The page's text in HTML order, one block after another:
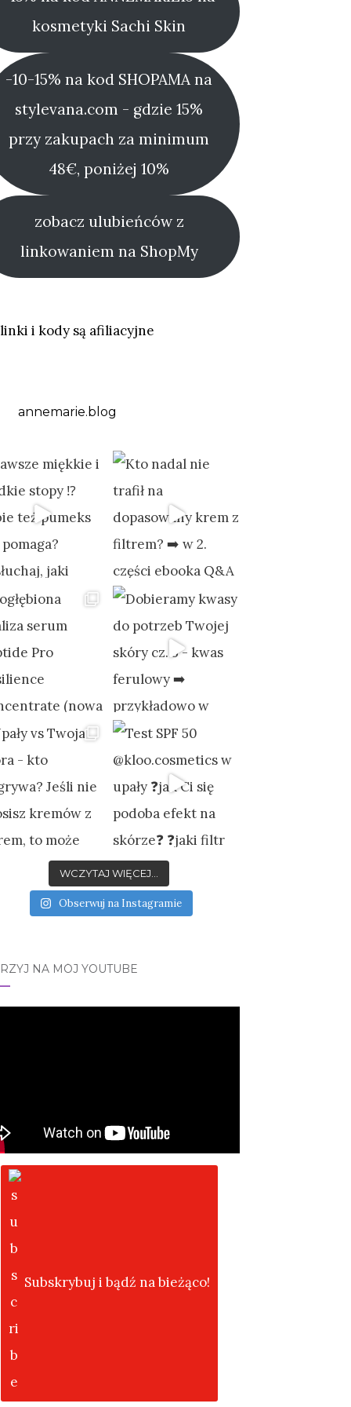
kosmetyki Sachi Skin
-10-15% na kod SHOPAMA na
stylevana.com - gdzie 15%
przy zakupach za minimum
48€, poniżej 10%
zobacz ulubieńców z
linkowaniem na ShopMy
i kody są afiliacyjne
annemarie.blog
WCZYTAJ WIĘCEJ...
Obserwuj na Instagramie
NA MÓJ YOUTUBE
Subskrybuj i bądź na bieżąco!